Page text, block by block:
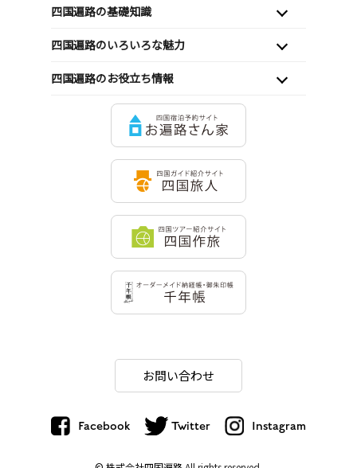
四国遍路の基礎知識
四国遍路のいろいろな魅力
四国遍路のお役立ち情報
お問い合わせ
Facebook Twitter Instagram